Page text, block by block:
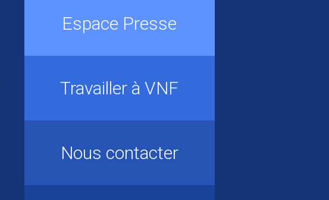
Espace Presse
Travailler à VNF
Nous contacter